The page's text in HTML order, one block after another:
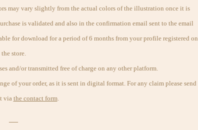
may vary slightly from the actual colors of the illustration once it is
is validated and also in the confirmation email sent to the email
for download for a period of 6 months from your profile registered on
the store.
and/or transmitted free of charge on any other platform.
of your order, as it is sent in digital format. For any claim please send
via the contact form.
—